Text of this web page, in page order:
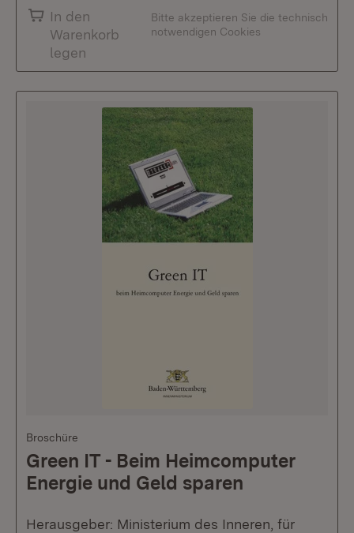
In den
Warenkorb
legen
Bitte akzeptieren Sie die technisch
notwendigen Cookies
Broschüre
Green IT - Beim Heimcomputer
Energie und Geld sparen
Herausgeber: Ministerium des Inneren, für